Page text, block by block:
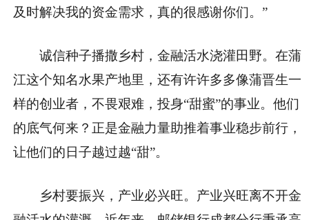
及时解决我的资金需求，真的很感谢你们。”
诚信种子播撒乡村，金融活水浇灌田野。在蒲
江这个知名水果产地里，还有许许多多像蒲晋生一
样的创业者，不畏艰难，投身“甜蜜”的事业。他们
的底气何来？正是金融力量助推着事业稳步前行，
让他们的日子越过越“甜”。
乡村要振兴，产业必兴旺。产业兴旺离不开金